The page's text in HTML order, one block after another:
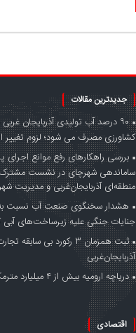
جدیدترین مقالات
۹۰ درصد آب تولیدی آذربایجان
کشاورزی مصرف می شود؛ لزوم
بررسی راهکارهای رفع موانع اجرای
ساماندهی شهرچای در نشست
منطقه‌ای آذربایجان‌غربی و مدیریت
هشدار سخنگوی صنعت آب نسبت به
جنایات جنگی علیه زیرساخت‌های آبی
ثبت همزمان ۳ رکورد بی
آذربایجان‌غربی
دریاچه ارومیه بیش از ۴ میلیارد مترمکعب آب دارد
اقتصادی